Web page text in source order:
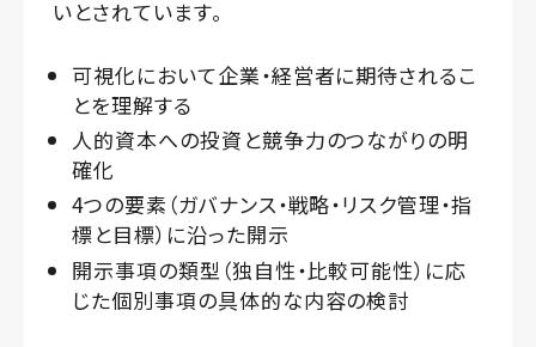
いとされています。
可視化において企業・経営者に期待されるこ
とを理解する
人的資本への投資と競争力のつながりの明
確化
4つの要素（ガバナンス・戦略・リスク管理・指
標と目標）に沿った開示
開示事項の類型（独自性・比較可能性）に応
じた個別事項の具体的な内容の検討